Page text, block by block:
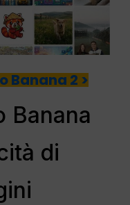
Banana 2 >
Banana
di